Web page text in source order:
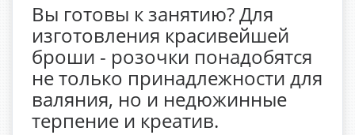
Вы готовы к занятию? Для
изготовления красивейшей
броши - розочки понадобятся
не только принадлежности для
валяния, но и недюжинные
терпение и креатив.